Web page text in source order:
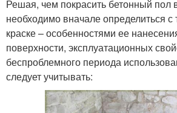
Решая, чем покрасить бетонный пол
необходимо вначале определиться
краске – особенностями ее
поверхности, эксплуатационных
беспроблемного периода
следует учитывать: